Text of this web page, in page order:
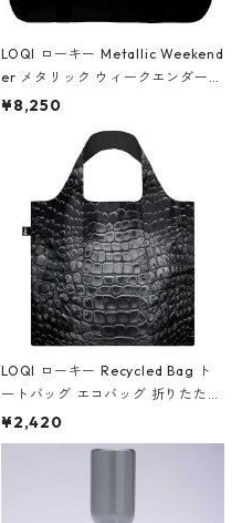
LOQI ローキー Metallic Weekend
er メタリック ウィークエンダー
ボストンバッグ ショルダーバッグ
Black ジャン=ミッシェル・バスキ
ア/クラウン ブラック
¥8,250
LOQI ローキー Recycled Bag ト
ートバッグ エコバッグ 折りたたみ
大きめ 撥水加工 収納ポーチ CRO
CODILE/Black クロコダイル/ブラ
¥2,420